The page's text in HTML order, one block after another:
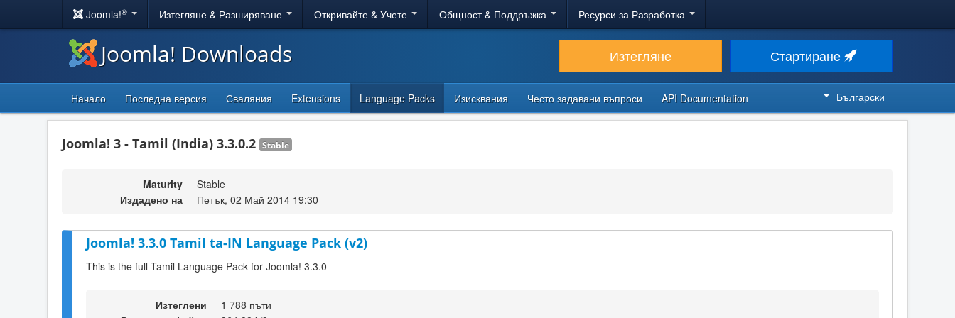
Joomla!® Изтегляне & Разширяване Откривайте & Учете Общност & Поддръжка Ресурси за Разработка
Joomla! Downloads Изтегляне Стартиране
Начало Последна версия Сваляния Extensions Language Packs Изисквания Често задавани въпроси API Documentation Български
Joomla! 3 - Tamil (India) 3.3.0.2 Stable
Maturity
Stable
Издадено на
Петък, 02 Май 2014 19:30
Joomla! 3.3.0 Tamil ta-IN Language Pack (v2)
This is the full Tamil Language Pack for Joomla! 3.3.0
Изтеглени
1 788 пъти